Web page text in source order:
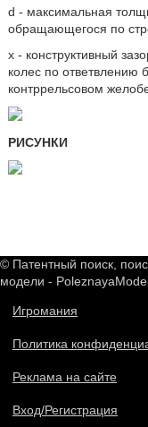
d - максимальная
обращающегося по
х - конструктивный
колес по ответвлению
контррельсовом
РИСУНКИ
© Патентный поиск,
модели -
Игромания
Политика
Реклама на сайте
Вход/Регистрация